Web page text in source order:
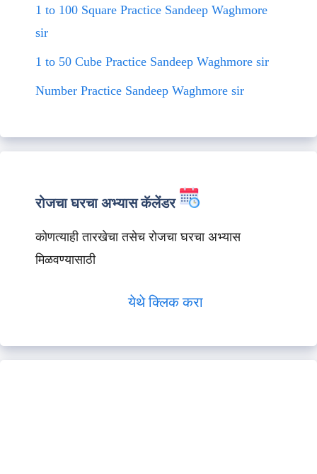
1 to 100 Square Practice Sandeep Waghmore
sir
1 to 50 Cube Practice Sandeep Waghmore sir
Number Practice Sandeep Waghmore sir
रोजचा घरचा अभ्यास कॅलेंडर
कोणत्याही तारखेचा तसेच रोजचा घरचा अभ्यास
मिळवण्यासाठी
येथे क्लिक करा